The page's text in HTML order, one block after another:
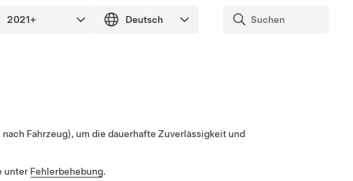
Fahrzeug), um die dauerhafte Zuverlässigkeit und
unter Fehlerbehebung.